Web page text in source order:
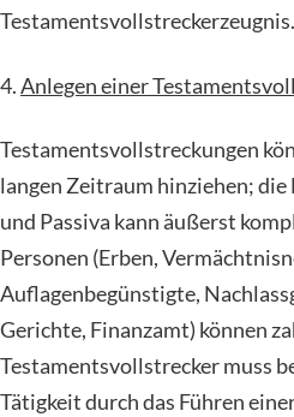
Testamentsvollstreckerzeugnis.
4.Anlegen einer
Testamentsvollstreckungen
langen Zeitraum hinziehen;
und Passiva kann äußerst
Personen (Erben,
Auflagenbegünstigte,
Gerichte, Finanzamt) können
Testamentsvollstrecker muss
Tätigkeit durch das Führen